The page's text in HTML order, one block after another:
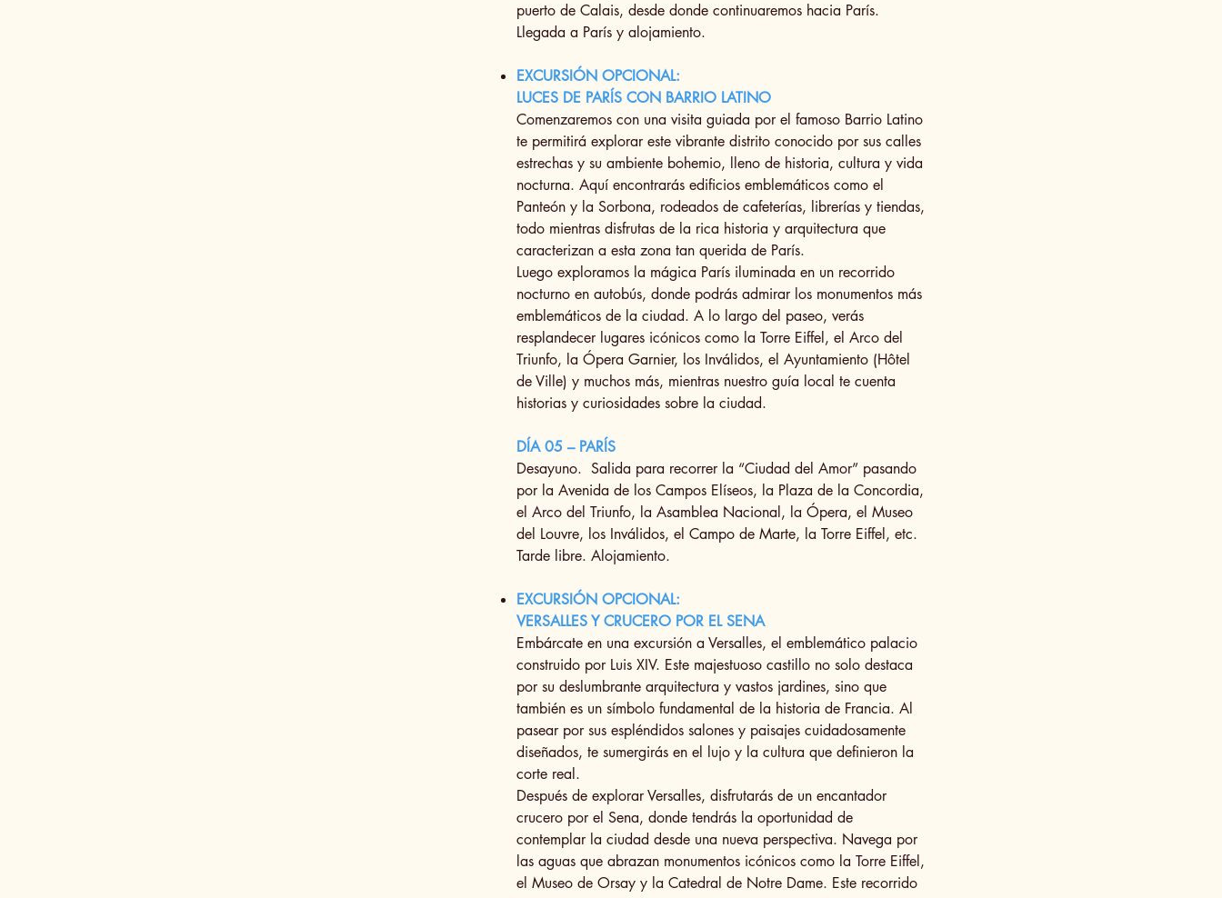
puerto de Calais, desde donde continuaremos hacia París.
Llegada a París y alojamiento.
EXCURSIÓN OPCIONAL:
LUCES DE PARÍS CON BARRIO LATINO
Comenzaremos con una visita guiada por el famoso Barrio Latino
te permitirá explorar este vibrante distrito conocido por sus calles
estrechas y su ambiente bohemio, lleno de historia, cultura y vida
nocturna. Aquí encontrarás edificios emblemáticos como el
Panteón y la Sorbona, rodeados de cafeterías, librerías y tiendas,
todo mientras disfrutas de la rica historia y arquitectura que
caracterizan a esta zona tan querida de París.
Luego exploramos la mágica París iluminada en un recorrido
nocturno en autobús, donde podrás admirar los monumentos más
emblemáticos de la ciudad. A lo largo del paseo, verás
resplandecer lugares icónicos como la Torre Eiffel, el Arco del
Triunfo, la Ópera Garnier, los Inválidos, el Ayuntamiento (Hôtel
de Ville) y muchos más, mientras nuestro guía local te cuenta
historias y curiosidades sobre la ciudad.
DÍA 05 – PARÍS
Desayuno. Salida para recorrer la “Ciudad del Amor” pasando
por la Avenida de los Campos Elíseos, la Plaza de la Concordia,
el Arco del Triunfo, la Asamblea Nacional, la Ópera, el Museo
del Louvre, los Inválidos, el Campo de Marte, la Torre Eiffel, etc.
Tarde libre. Alojamiento.
EXCURSIÓN OPCIONAL:
VERSALLES Y CRUCERO POR EL SENA
Embárcate en una excursión a Versalles, el emblemático palacio
construido por Luis XIV. Este majestuoso castillo no solo destaca
por su deslumbrante arquitectura y vastos jardines, sino que
también es un símbolo fundamental de la historia de Francia. Al
pasear por sus espléndidos salones y paisajes cuidadosamente
diseñados, te sumergirás en el lujo y la cultura que definieron la
corte real.
Después de explorar Versalles, disfrutarás de un encantador
crucero por el Sena, donde tendrás la oportunidad de
contemplar la ciudad desde una nueva perspectiva. Navega por
las aguas que abrazan monumentos icónicos como la Torre Eiffel,
el Museo de Orsay y la Catedral de Notre Dame. Este recorrido